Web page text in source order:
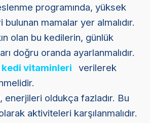
programında, yüksek
mamalar yer almalıdır.
olan bu kedilerin, günlük
doğru oranda ayarlanmalıdır.
kedi vitaminleri
verilerek
enerjileri oldukça fazladır. Bu
aktiviteleri karşılanmalıdır.